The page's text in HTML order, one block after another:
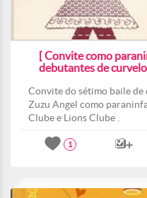
[ Convite como
debutantes de
Convite do sétimo baile
Zuzu Angel como
Clube e Lions Clube .
1